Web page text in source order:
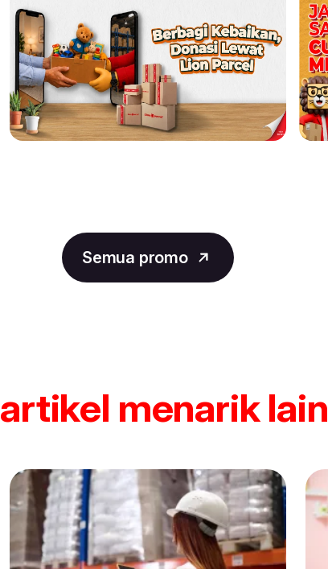
Semua promo
artikel menarik